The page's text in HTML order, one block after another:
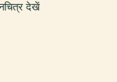
देखें